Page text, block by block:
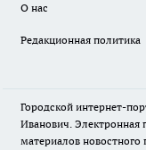
О нас
Редакционная политика
Городской интернет-
Иванович. Электронная
материалов новостного